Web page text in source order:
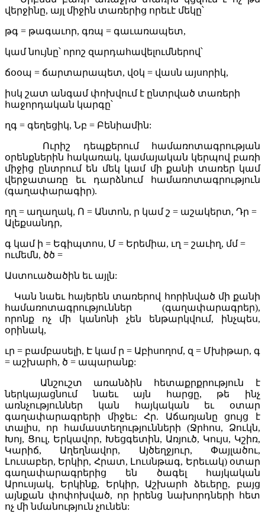
վերջինը, այլ միջին տառերից որեւէ մեկը՝
թգ = թագաւոր, գռպ = գաւառապետ,
կամ նույնը՝ որոշ զարդահավելումներով՝
ճօօպ = ճարտարապետ, վօկ = վասն այսորիկ,
իսկ շատ անգամ փոխվում է ընտրված տառերի
հաջորդական կարգը՝
ղգ = գեղեցիկ, Նբ = Բենիամին:
Ուրիշ դեպքերում համառոտագրության
օրենքներին հակառակ, կամայական կերպով բառի
միջից ընտրում են մեկ կամ մի քանի տառեր կամ
վերջատառը եւ դարձնում համառոտագրություն
(գաղափարագիր).
ղղ = աղաղակ, Ո = Անտոն, ր կամ շ = աշակերտ, Դր =
Ալեքսանդր,
գ կամ ի = Եգիպտոս, Մ = Երեմիա, ւղ = շաւիղ, մմ =
ումեմն, ծծ =
Աստուածածին եւ այլն:
Կան նաեւ հայերեն տառերով հորինված մի քանի
համառոտագրություններ (գաղափարագրեր),
որոնք ոչ մի կանոնի չեն ենթարկվում, ինչպես,
օրինակ,
ւր = բամբասելի, Է կամ ր = Աբիսողոմ, զ = Մխիթար, գ
= աշխարհ, ծ = ապարանք:
Անշուշտ առանձին հետաքրքրություն է
ներկայացնում նաեւ այն հարցը, թե ինչ
առնչություններ կան հայկական եւ օտար
գաղափարագրերի միջեւ: Հր. Աճառյանը ցույց է
տալիս, որ համաստեղությունների (Ջրհոս, Ձուկն,
Խոյ, Ցուլ, Երկավոր, Խեցգետին, Առյուծ, Կույս, Կշիռ,
Կարիճ, Աղեղնավոր, Այծեղջյուր, Փայլածու,
Լուսաբեր, Երկիր, Հրատ, Լուսնթագ, Երեւակ) օտար
գաղափարագրերից են ծագել հայկական
Արուսյակ, Երկինք, Երկիր, Աշխարհ ձեւերը, բայց
այնքան փոփոխված, որ իրենց նախորդների հետ
ոչ մի նմանություն չունեն: